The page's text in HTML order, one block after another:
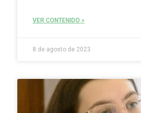
VER CONTENIDO »
8 de agosto de 2023